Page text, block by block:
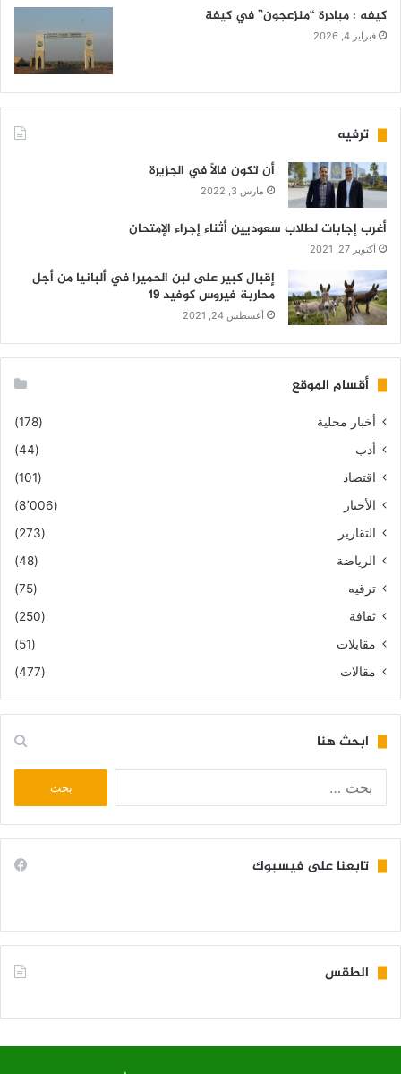
كيفه : مبادرة “منزعجون” في كيفة
فبراير 4, 2026
ترفيه
أن تكون فالاً في الجزيرة
مارس 3, 2022
أغرب إجابات لطلاب سعوديين أثناء إجراء الإمتحان
أكتوبر 27, 2021
إقبال كبير على لبن الحمير! في ألبانيا من أجل
محاربة فيروس كوفيد 19
أغسطس 24, 2021
أقسام الموقع
أخبار محلية
(178)
أدب
(44)
اقتصاد
(101)
الأخبار
(8٬006)
التقارير
(273)
الرياضة
(48)
ترقيه
(75)
ثقافة
(250)
مقابلات
(51)
مقالات
(477)
ابحث هنا
تابعنا على فيسبوك
الطقس